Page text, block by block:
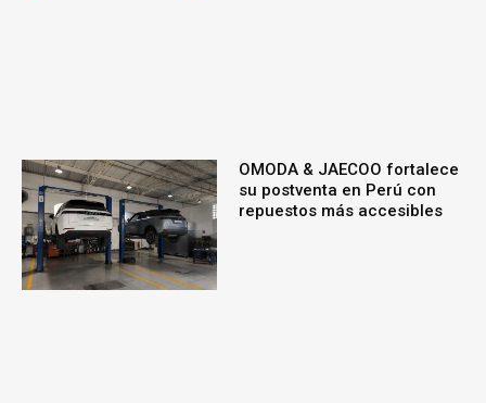
OMODA & JAECOO fortalece
su postventa en Perú con
repuestos más accesibles